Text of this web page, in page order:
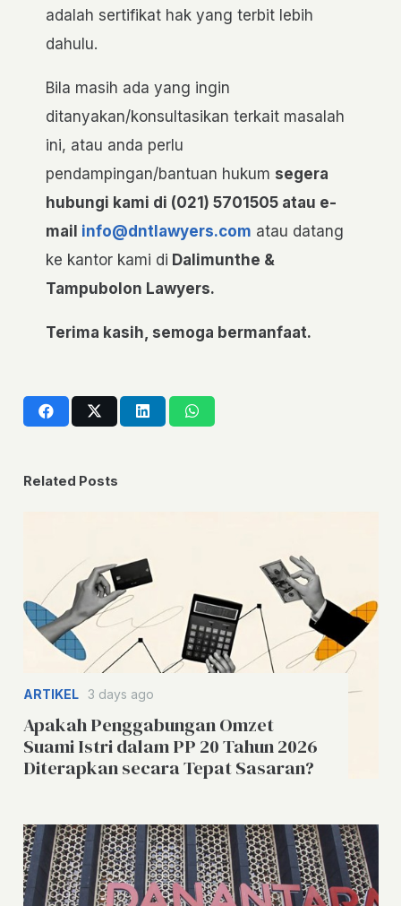
adalah sertifikat hak yang terbit lebih
dahulu.
Bila masih ada yang ingin
ditanyakan/konsultasikan terkait masalah
ini, atau anda perlu
pendampingan/bantuan hukum segera
hubungi kami di (021) 5701505 atau e-
mail info@dntlawyers.com atau datang
ke kantor kami di Dalimunthe &
Tampubolon Lawyers.
Terima kasih, semoga bermanfaat.
Related Posts
ARTIKEL 3 days ago
Apakah Penggabungan Omzet
Suami Istri dalam PP 20 Tahun 2026
Diterapkan secara Tepat Sasaran?